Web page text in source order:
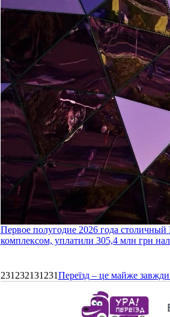
Первое полугодие 2026 года
комплексом, уплатили 305,4 млн грн
231232131231Переїзд – це майже